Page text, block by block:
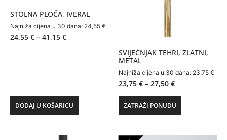
STOLNA PLOČA, IVERAL
Najniža cijena u 30 dana: 24,55 €
24,55 € – 41,15 €
DODAJ U KOŠARICU
SVIJEĆNJAK TEHRI, ZLATNI,
METAL
Najniža cijena u 30 dana: 23,75 €
23,75 € – 27,50 €
ZATRAŽI PONUDU